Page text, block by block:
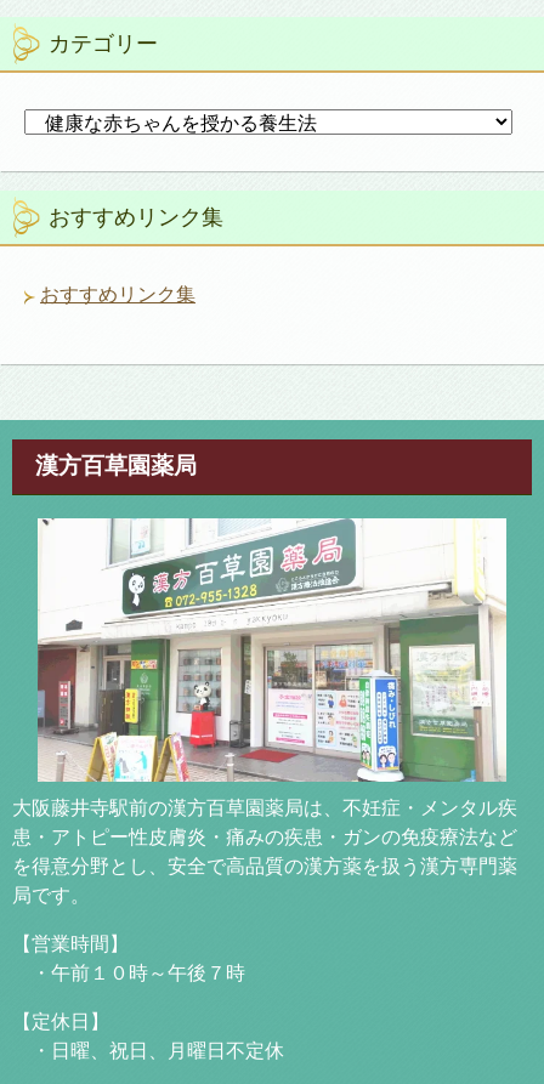
カテゴリー
ゴ
リ
ー おすすめリンク集
おすすめリンク集
漢方百草園薬局
大阪藤井寺駅前の漢方百草園薬局は、不妊症・メンタル疾
患・アトピー性皮膚炎・痛みの疾患・ガンの免疫療法など
を得意分野とし、安全で高品質の漢方薬を扱う漢方専門薬
局です。
【営業時間】
・午前１０時～午後７時
【定休日】
・日曜、祝日、月曜日不定休